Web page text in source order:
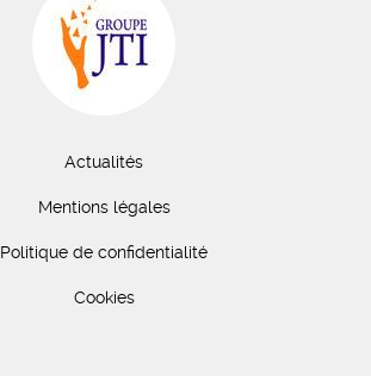
Actualités
Mentions légales
Politique de confidentialité
Cookies